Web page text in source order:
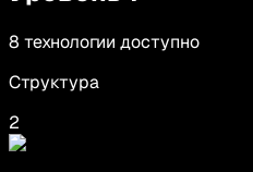
8 технологии доступно
Структура
2